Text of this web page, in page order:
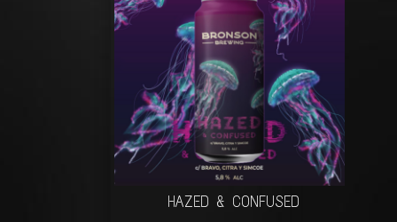
HAZED & CONFUSED